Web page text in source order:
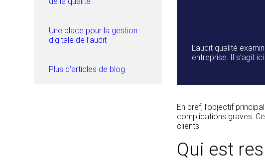
Une place pour la gestion
digitale de l’audit
Plus d’articles de blog
L’audit qualité
entreprise. Il s’agit
En bref, l’objectif
complications graves.
clients.
Qui est